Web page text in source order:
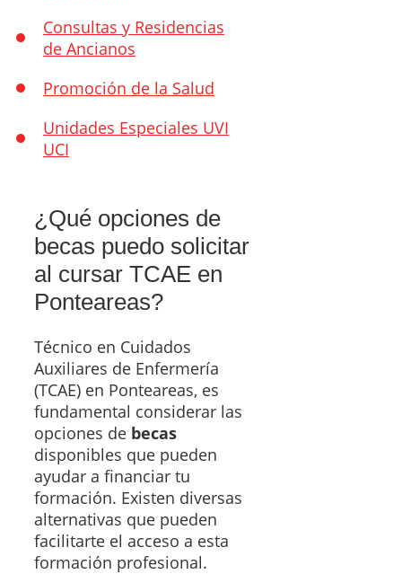
Consultas y Residencias
de Ancianos
Promoción de la Salud
Unidades Especiales UVI
UCI
¿Qué opciones de
becas puedo solicitar
al cursar TCAE en
Ponteareas?
Técnico en Cuidados
Auxiliares de Enfermería
(TCAE) en Ponteareas, es
fundamental considerar las
opciones de becas
disponibles que pueden
ayudar a financiar tu
formación. Existen diversas
alternativas que pueden
facilitarte el acceso a esta
formación profesional.